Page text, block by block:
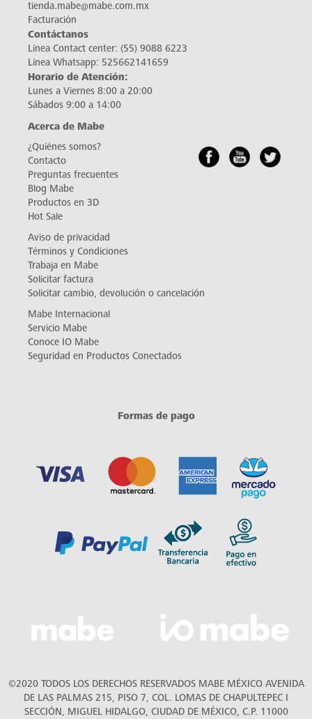
tienda.mabe@mabe.com.mx
Facturación
Contáctanos
Línea Contact center: (55) 9088 6223
Línea Whatsapp: 525662141659
Horario de Atención:
Lunes a Viernes 8:00 a 20:00
Sábados 9:00 a 14:00
Acerca de Mabe
¿Quiénes somos?
Contacto
Preguntas frecuentes
Blog Mabe
Productos en 3D
Hot Sale
Aviso de privacidad
Términos y Condiciones
Trabaja en Mabe
Solicitar factura
Solicitar cambio, devolución o cancelación
Mabe Internacional
Servicio Mabe
Conoce IO Mabe
Seguridad en Productos Conectados
Formas de pago
©2020 TODOS LOS DERECHOS RESERVADOS MABE MÉXICO AVENIDA
DE LAS PALMAS 215, PISO 7, COL. LOMAS DE CHAPULTEPEC I
SECCIÓN, MIGUEL HIDALGO, CIUDAD DE MÉXICO, C.P. 11000